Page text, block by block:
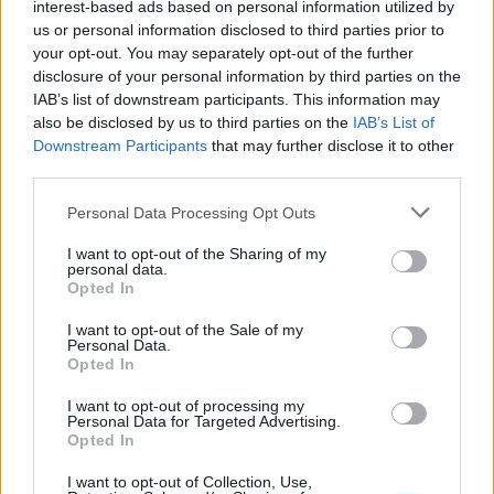
interest-based ads based on personal information utilized by
us or personal information disclosed to third parties prior to
your opt-out. You may separately opt-out of the further
disclosure of your personal information by third parties on the
IAB’s list of downstream participants. This information may
also be disclosed by us to third parties on the IAB’s List of
Downstream Participants that may further disclose it to other
Personal Data Processing Opt Outs
I want to opt-out of the Sharing of my
personal data.
Opted In
I want to opt-out of the Sale of my
Personal Data.
Opted In
I want to opt-out of processing my
Personal Data for Targeted Advertising.
Opted In
I want to opt-out of Collection, Use,
«Κάμπινγκ», τα έργα του σφράγισαν την
ελληνική κινηματογραφική και
τηλεοπτική παραγωγή
από αφθώδη πυρετό και λίγο μετά έφυγε από
τη ζωή
τον Παναγιώτη και καλεί το κράτος να μη αφήνει μόνους
τους πληγέντες κτηνοτρόφους
ΧΤΕΣ
Νοσοκομείο Βόλου: Συνοδός